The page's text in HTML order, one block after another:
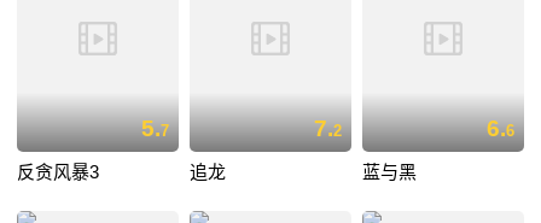
5.7
反贪风暴3
7.2
追龙
6.6
蓝与黑